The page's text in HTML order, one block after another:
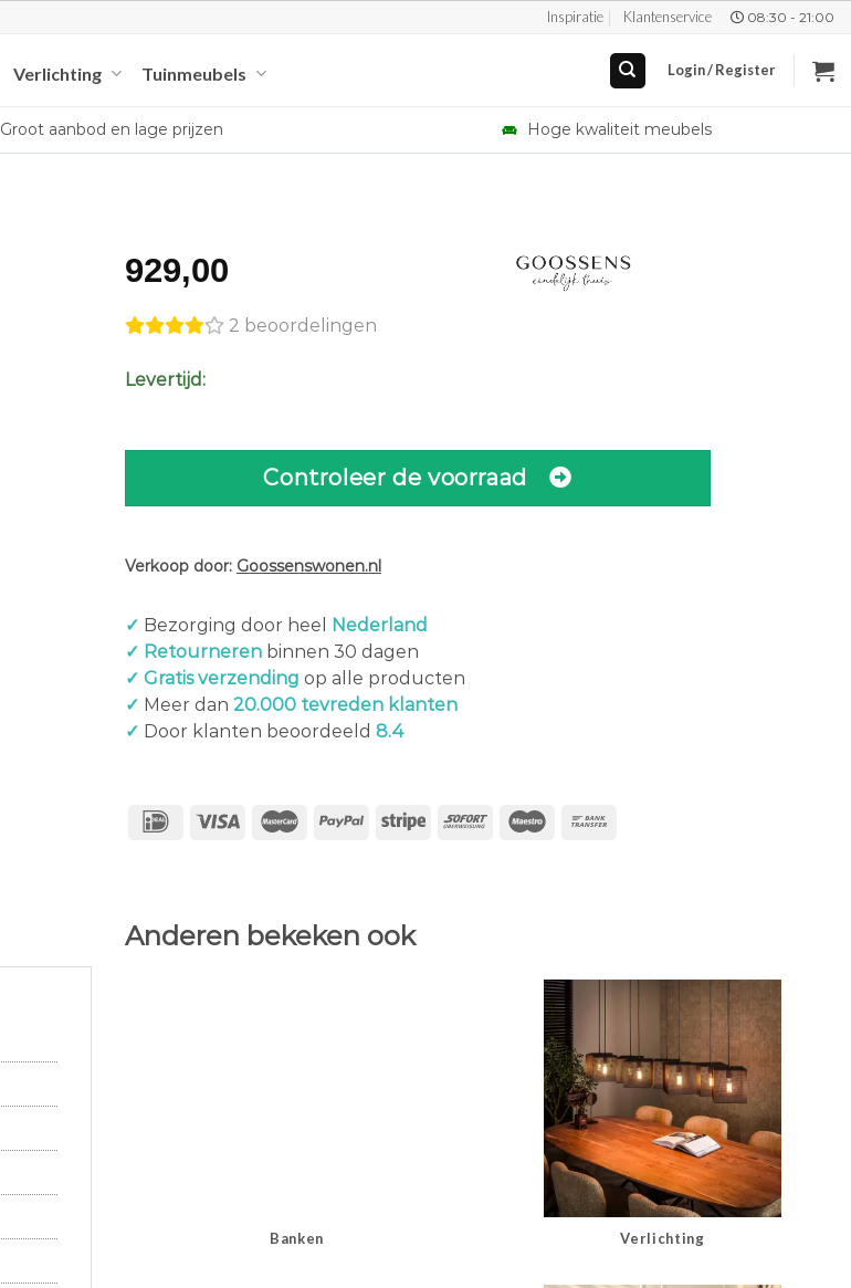
Inspiratie Klantenservice 08:30 - 21:00
Verlichting Tuinmeubels Login / Register
Groot aanbod en lage prijzen Hoge kwaliteit meubels
929,00
2 beoordelingen
Levertijd:
Controleer de voorraad
Verkoop door: Goossenswonen.nl
✓ Bezorging door heel
Nederland
✓ Retourneren binnen 30 dagen
✓ Gratis verzending op alle producten
✓ Meer dan 20.000 tevreden klanten
✓ Door klanten beoordeeld 8.4
Anderen bekeken ook
Banken Verlichting